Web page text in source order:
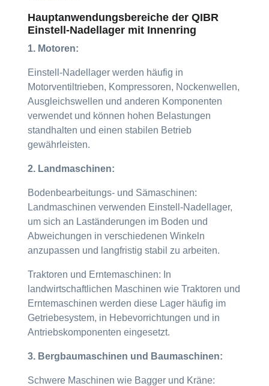
Hauptanwendungsbereiche der QIBR
Einstell-Nadellager mit Innenring
1. Motoren:
Einstell-Nadellager werden häufig in
Motorventiltrieben, Kompressoren, Nockenwellen,
Ausgleichswellen und anderen Komponenten
verwendet und können hohen Belastungen
standhalten und einen stabilen Betrieb
gewährleisten.
2. Landmaschinen:
Bodenbearbeitungs- und Sämaschinen:
Landmaschinen verwenden Einstell-Nadellager,
um sich an Laständerungen im Boden und
Abweichungen in verschiedenen Winkeln
anzupassen und langfristig stabil zu arbeiten.
Traktoren und Erntemaschinen: In
landwirtschaftlichen Maschinen wie Traktoren und
Erntemaschinen werden diese Lager häufig im
Getriebesystem, in Hebevorrichtungen und in
Antriebskomponenten eingesetzt.
3. Bergbaumaschinen und Baumaschinen:
Schwere Maschinen wie Bagger und Kräne: